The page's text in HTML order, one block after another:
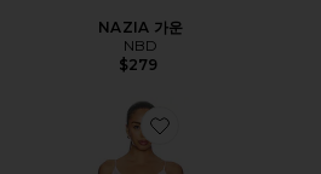
NAZIA 가운
NBD
$279
Favorite SORREL 원피스